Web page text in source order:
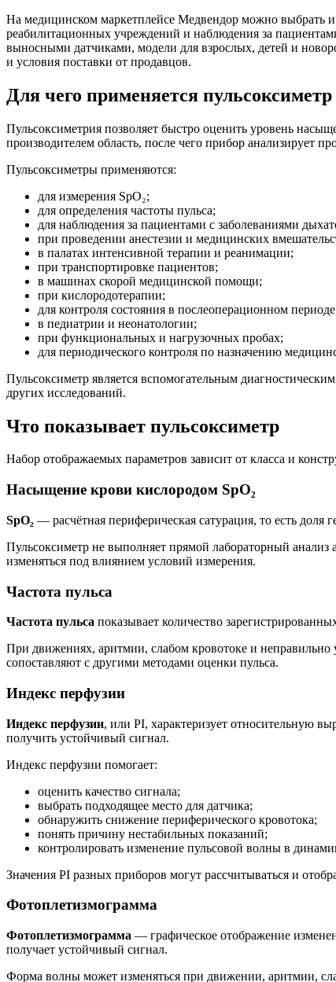
На медицинском маркетплейсе Медвендор можно выбрать
реабилитационных учреждений и наблюдения за
выносными датчиками, модели для взрослых, детей и
и условия поставки от продавцов.
Для чего применяется пульсоксиметр
Пульсоксиметрия позволяет быстро оценить уровень
производителем область, после чего прибор анализирует
Пульсоксиметры применяются:
для измерения SpO₂;
для определения частоты пульса;
для наблюдения за пациентами с заболеваниями
при проведении анестезии и медицинских
в палатах интенсивной терапии и реанимации;
при транспортировке пациентов;
в машинах скорой медицинской помощи;
при кислородотерапии;
для контроля состояния в послеоперационном
в педиатрии и неонатологии;
при функциональных и нагрузочных пробах;
для периодического контроля по назначению
Пульсоксиметр является вспомогательным
других исследований.
Что показывает пульсоксиметр
Набор отображаемых параметров зависит от класса и
Насыщение крови кислородом SpO₂
SpO₂ — расчётная периферическая сатурация, то есть доля
Пульсоксиметр не выполняет прямой лабораторный анализ
изменяться под влиянием условий измерения.
Частота пульса
Частота пульса показывает количество
При движениях, аритмии, слабом кровотоке и неправильно
сопоставляют с другими методами оценки пульса.
Индекс перфузии
Индекс перфузии, или PI, характеризует относительную
получить устойчивый сигнал.
Индекс перфузии помогает:
оценить качество сигнала;
выбрать подходящее место для датчика;
обнаружить снижение периферического кровотока;
понять причину нестабильных показаний;
контролировать изменение пульсовой волны в
Значения PI разных приборов могут рассчитываться и
Фотоплетизмограмма
Фотоплетизмограмма — графическое отображение
получает устойчивый сигнал.
Форма волны может изменяться при движении, аритмии,